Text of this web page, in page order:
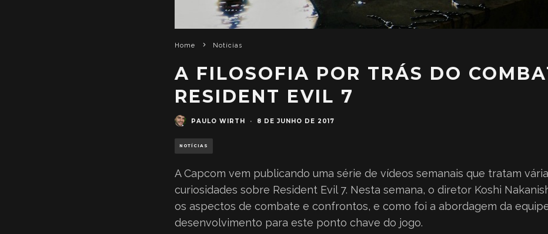
Home Notícias
A FILOSOFIA POR TRÁS DO
RESIDENT EVIL 7
PAULO WIRTH · 8 DE JUNHO DE 2017
NOTÍCIAS
A Capcom vem publicando uma série de vídeos semanais que tratam
curiosidades sobre Resident Evil 7. Nesta semana, o diretor Koshi
os aspectos de combate e confrontos, e como foi a abordagem da
desenvolvimento para este ponto chave do jogo.